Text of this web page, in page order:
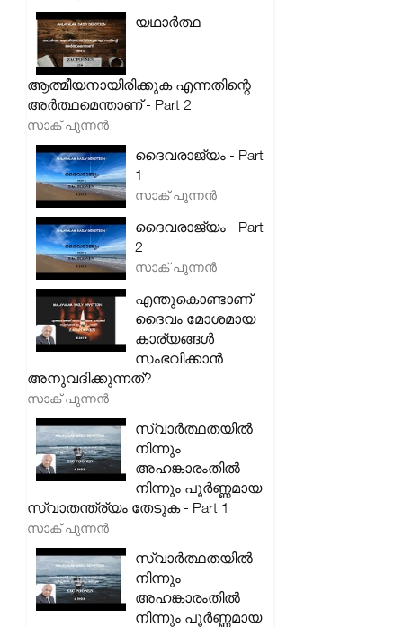
യഥാർത്ഥ
ആത്മീയനായിരിക്കുക എന്നതിന്റെ
അർത്ഥമെന്താണ് - Part 2
സാക് പുന്നൻ
ദൈവരാജ്യം - Part
1
സാക് പുന്നൻ
ദൈവരാജ്യം - Part
2
സാക് പുന്നൻ
എന്തുകൊണ്ടാണ്
ദൈവം മോശമായ
കാര്യങ്ങൾ
സംഭവിക്കാൻ
അനുവദിക്കുന്നത്?
സാക് പുന്നൻ
സ്വാർത്ഥതയിൽ
നിന്നും
അഹങ്കാരംതിൽ
നിന്നും പൂർണ്ണമായ
സ്വാതന്ത്ര്യം തേടുക - Part 1
സാക് പുന്നൻ
സ്വാർത്ഥതയിൽ
നിന്നും
അഹങ്കാരംതിൽ
നിന്നും പൂർണ്ണമായ